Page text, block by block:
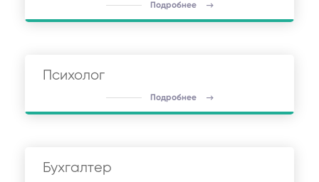
Подробнее
Психолог
Подробнее
Бухгалтер